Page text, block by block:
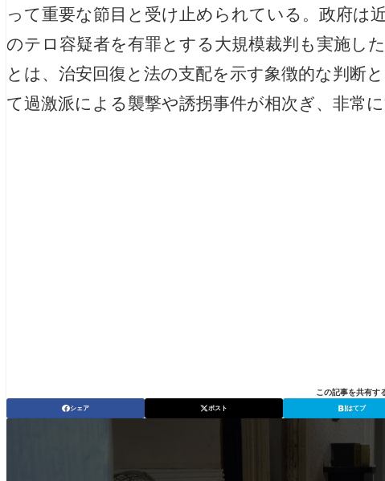
って重要な節目と受け止められている。政府は
のテロ容疑者を有罪とする大規模裁判も実施し
とは、治安回復と法の支配を示す象徴的な判断
て過激派による襲撃や誘拐事件が相次ぎ、非常
この記事を共有す
シェア ポスト はてブ